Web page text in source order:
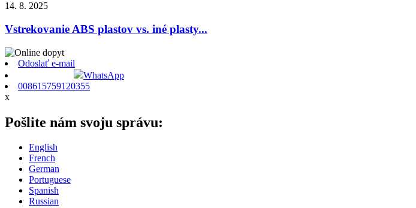
14. 8. 2025
Vstrekovanie ABS plastov vs. iné plasty...
Odoslať e-mail
WhatsApp
008615759120355
x
Pošlite nám svoju správu:
English
French
German
Portuguese
Spanish
Russian